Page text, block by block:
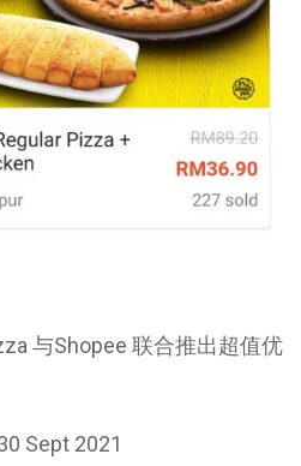
与Shopee 联合推出超值优
Sept 2021